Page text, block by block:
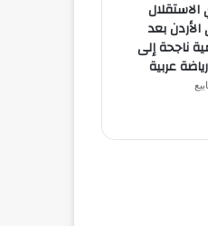
بعد
ناجحة إلى
عربية